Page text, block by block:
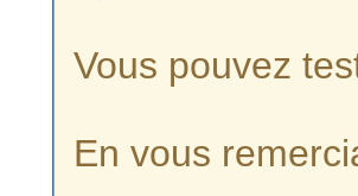
Vous pouvez
En vous